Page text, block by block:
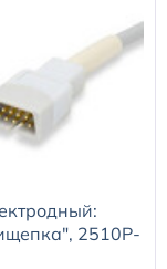
2510P-